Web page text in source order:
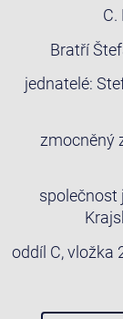
C.
Bratří
jednatelé:
zmocněný
společnost
oddíl C, vložka